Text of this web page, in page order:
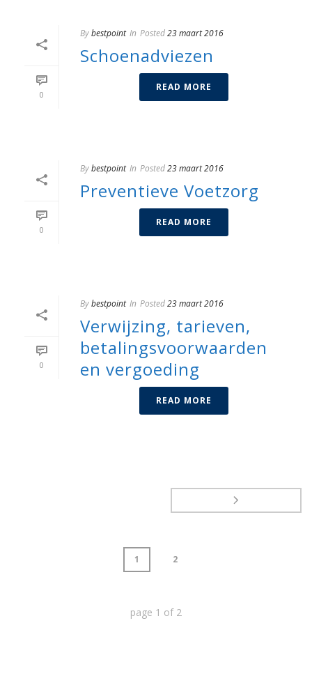
0
Bybestpoint In Posted23 maart 2016
Schoenadviezen
READ MORE
0
Bybestpoint In Posted23 maart 2016
Preventieve Voetzorg
READ MORE
0
Bybestpoint In Posted23 maart 2016
Verwijzing, tarieven,
betalingsvoorwaarden
en vergoeding
READ MORE
1 2
page 1 of 2